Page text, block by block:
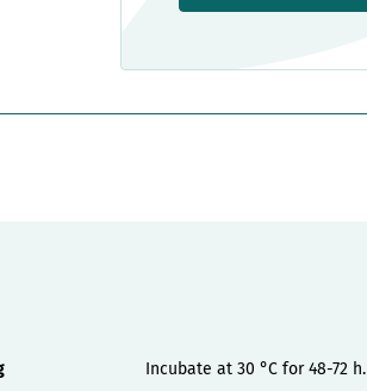
Incubate at 30 °C for 48-72 h.